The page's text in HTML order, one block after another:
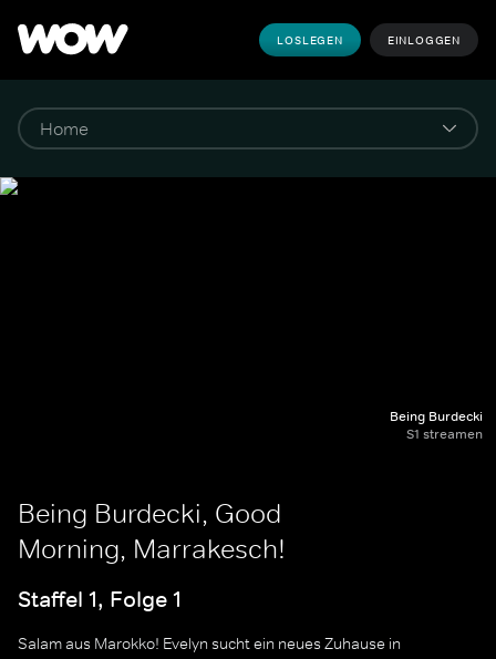
LOSLEGEN EINLOGGEN
Being Burdecki
S1 streamen
Being Burdecki, Good
Morning, Marrakesch!
Staffel 1, Folge 1
Salam aus Marokko! Evelyn sucht ein neues Zuhause in